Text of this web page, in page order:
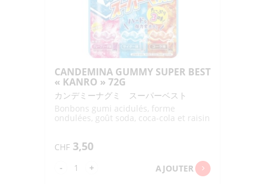
CANDEMINA GUMMY SUPER BEST
« KANRO » 72G
カンデミーナグミ スーパーベスト
Bonbons gumi acidulés, forme
ondulées, goût soda, coca-cola et raisin
CHF 3,50
-
quantité
+ AJOUTER